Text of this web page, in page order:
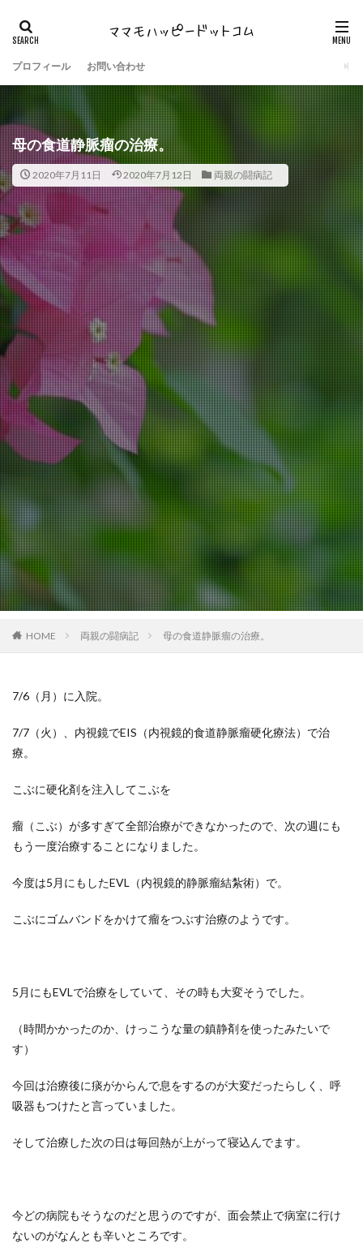
プロフィール お問い合わせ
母の食道静脈瘤の治療。
2020年7月11日 2020年7月12日 両親の闘病記
HOME 両親の闘病記 母の食道静脈瘤の治療。
7/6（月）に入院。
7/7（火）、内視鏡でEIS（内視鏡的食道静脈瘤硬化療法）で治
療。
こぶに硬化剤を注入してこぶを
瘤（こぶ）が多すぎて全部治療ができなかったので、次の週にも
もう一度治療することになりました。
今度は5月にもしたEVL（内視鏡的静脈瘤結紮術）で。
こぶにゴムバンドをかけて瘤をつぶす治療のようです。
5月にもEVLで治療をしていて、その時も大変そうでした。
（時間かかったのか、けっこうな量の鎮静剤を使ったみたいで
す）
今回は治療後に痰がからんで息をするのが大変だったらしく、呼
吸器もつけたと言っていました。
そして治療した次の日は毎回熱が上がって寝込んでます。
今どの病院もそうなのだと思うのですが、面会禁止で病室に行け
ないのがなんとも辛いところです。